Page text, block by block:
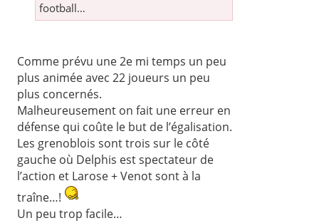
football…
Comme prévu une 2e mi temps un peu
plus animée avec 22 joueurs un peu
plus concernés.
Malheureusement on fait une erreur en
défense qui coûte le but de l’égalisation.
Les grenoblois sont trois sur le côté
gauche où Delphis est spectateur de
l’action et Larose + Venot sont à la
traîne…!
Un peu trop facile…